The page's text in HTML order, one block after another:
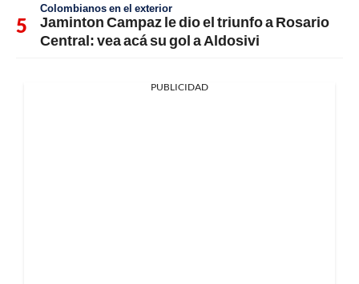
Colombianos en el exterior
Jaminton Campaz le dio el triunfo a Rosario
Central: vea acá su gol a Aldosivi
PUBLICIDAD